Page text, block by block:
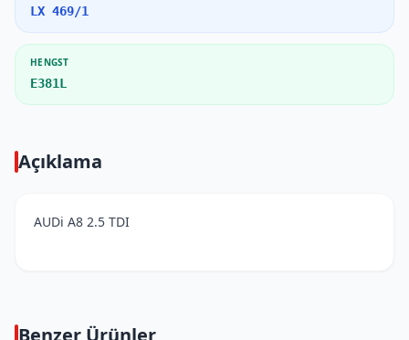
LX 469/1
HENGST
E381L
Açıklama
AUDi A8 2.5 TDI
Benzer Ürünler